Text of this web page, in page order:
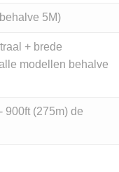
5M)
+ brede
modellen behalve
900ft (275m) de